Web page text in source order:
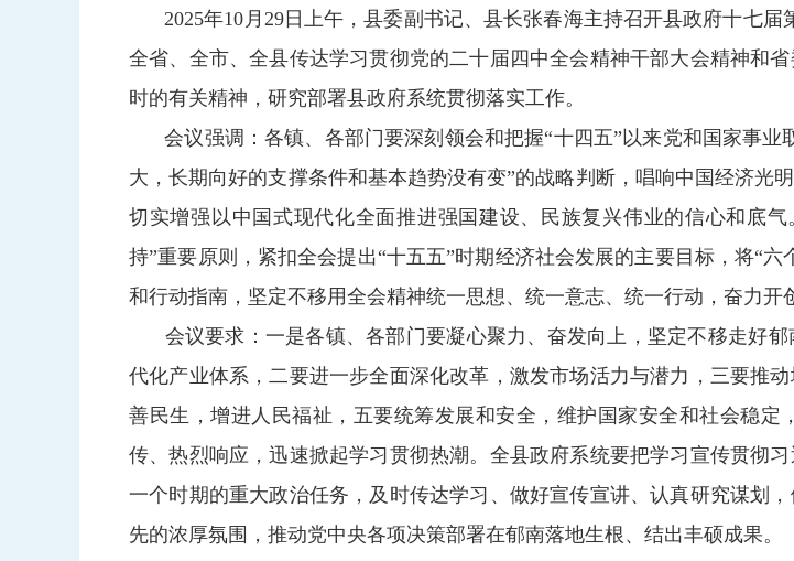
2025年10月29日上午，县委副书记、县长张春海主持召开县政府十七
全省、全市、全县传达学习贯彻党的二十届四中全会精神干部大会精神和
时的有关精神，研究部署县政府系统贯彻落实工作。
会议强调：各镇、各部门要深刻领会和把握“十四五”以来党和国家事
大，长期向好的支撑条件和基本趋势没有变”的战略判断，唱响中国经济光
切实增强以中国式现代化全面推进强国建设、民族复兴伟业的信心和底
持”重要原则，紧扣全会提出“十五五”时期经济社会发展的主要目标，将“
和行动指南，坚定不移用全会精神统一思想、统一意志、统一行动，奋力开
会议要求：一是各镇、各部门要凝心聚力、奋发向上，坚定不移走好
代化产业体系，二要进一步全面深化改革，激发市场活力与潜力，三要推
善民生，增进人民福祉，五要统筹发展和安全，维护国家安全和社会稳
传、热烈响应，迅速掀起学习贯彻热潮。全县政府系统要把学习宣传贯彻
一个时期的重大政治任务，及时传达学习、做好宣传宣讲、认真研究谋划
先的浓厚氛围，推动党中央各项决策部署在郁南落地生根、结出丰硕成果。